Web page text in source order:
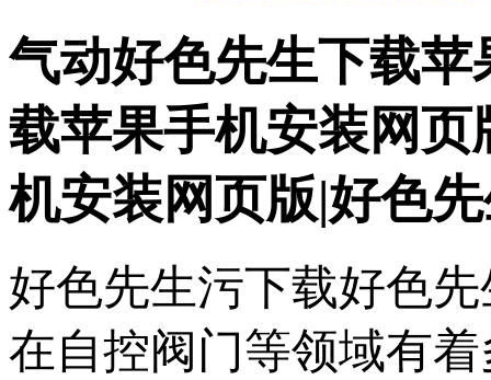
气动好色先生下载
载苹果手机安装网
机安装网页版|好色
好色先生污下载好色
在自控阀门等领域有着